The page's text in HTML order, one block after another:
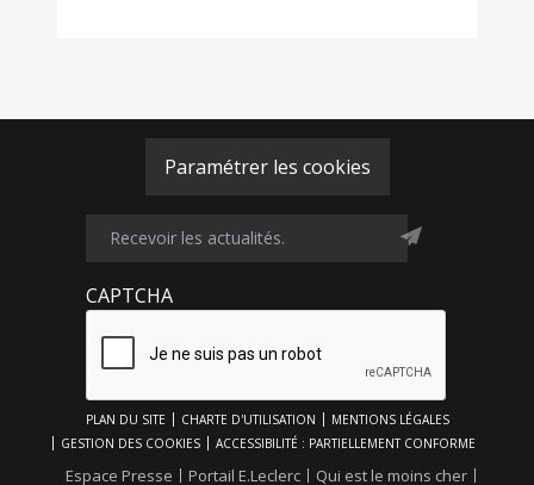
Top
PLAN DU SITE CHARTE D'UTILISATION
MENTIONS LÉGALES
GESTION DES COOKIES
ACCESSIBILITÉ : PARTIELLEMENT CONFORME
Footer
Espace Presse Portail E.Leclerc Qui est le moins cher
Paramétrer les cookies
CAPTCHA